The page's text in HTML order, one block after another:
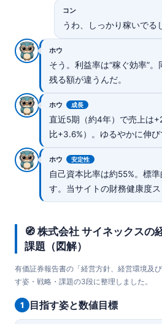
コン
うわ、しっかり稼いでる
ホウ
そう。利益率は“稼ぐ効率”
残る額が違うんだ。
ホウ 成長
直近5期（約4年）で売上は
比+3.6%）。ゆるやかに伸び
ホウ 安定性
自己資本比率は約55%。標
す。当サイトの財務健康度ス
🧭 株式会社 サイネックスの
課題（図解）
有価証券報告書の「経営方針、経営環境及
す姿・戦略・課題の3段に整理しました。
1 目指す姿と数値目標